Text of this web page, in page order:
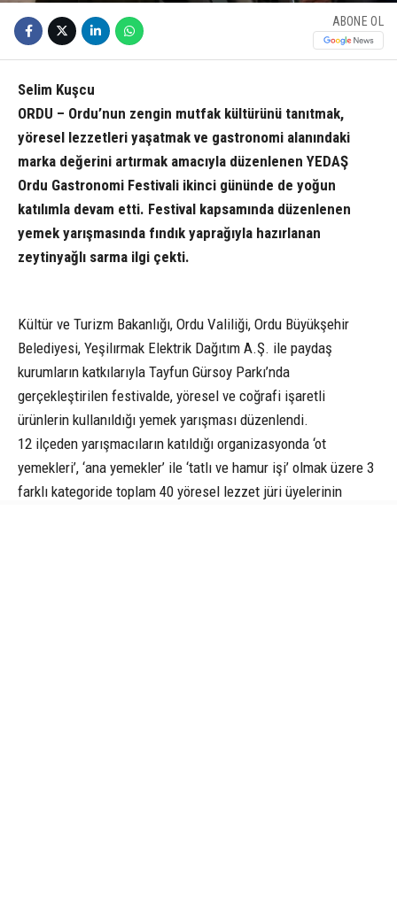
ABONE OL
Selim Kuşcu
ORDU – Ordu’nun zengin mutfak kültürünü tanıtmak,
yöresel lezzetleri yaşatmak ve gastronomi alanındaki
marka değerini artırmak amacıyla düzenlenen YEDAŞ
Ordu Gastronomi Festivali ikinci gününde de yoğun
katılımla devam etti. Festival kapsamında düzenlenen
yemek yarışmasında fındık yaprağıyla hazırlanan
zeytinyağlı sarma ilgi çekti.
Kültür ve Turizm Bakanlığı, Ordu Valiliği, Ordu Büyükşehir
Belediyesi, Yeşilırmak Elektrik Dağıtım A.Ş. ile paydaş
kurumların katkılarıyla Tayfun Gürsoy Parkı’nda
gerçekleştirilen festivalde, yöresel ve coğrafi işaretli
ürünlerin kullanıldığı yemek yarışması düzenlendi.
12 ilçeden yarışmacıların katıldığı organizasyonda ‘ot
yemekleri’, ‘ana yemekler’ ile ‘tatlı ve hamur işi’ olmak üzere 3
farklı kategoride toplam 40 yöresel lezzet jüri üyelerinin